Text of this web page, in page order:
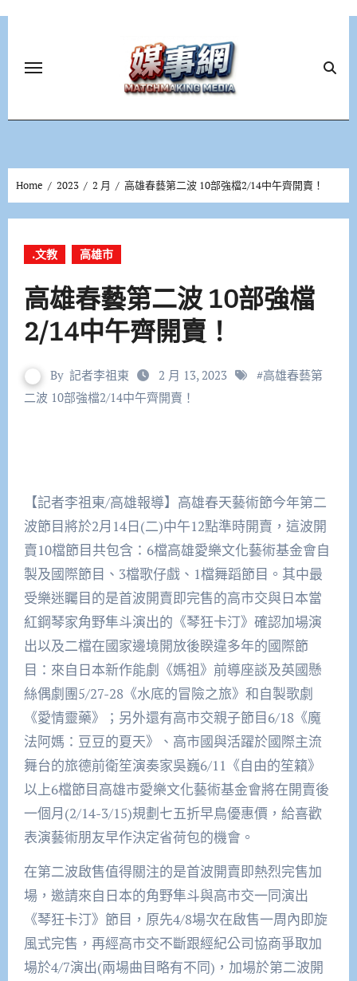
Home 2023 2 月 高雄春藝第二波 10部強檔2/14中午齊開賣！
.文教 高雄市
高雄春藝第二波 10部強檔
2/14中午齊開賣！
By 記者李祖東 2 月 13, 2023 #高雄春藝第
二波 10部強檔2/14中午齊開賣！
【記者李祖東/高雄報導】高雄春天藝術節今年第二
波節目將於2月14日(二)中午12點準時開賣，這波開
賣10檔節目共包含：6檔高雄愛樂文化藝術基金會自
製及國際節目、3檔歌仔戲、1檔舞蹈節目。其中最
受樂迷矚目的是首波開賣即完售的高市交與日本當
紅鋼琴家角野隼斗演出的《琴狂卡汀》確認加場演
出以及二檔在國家邊境開放後睽違多年的國際節
目：來自日本新作能劇《媽祖》前導座談及英國懸
絲偶劇團5/27-28《水底的冒險之旅》和自製歌劇
《愛情靈藥》；另外還有高市交親子節目6/18《魔
法阿媽：豆豆的夏天》、高市國與活躍於國際主流
舞台的旅德前衛笙演奏家吳巍6/11《自由的笙籟》
以上6檔節目高雄市愛樂文化藝術基金會將在開賣後
一個月(2/14-3/15)規劃七五折早鳥優惠價，給喜歡
表演藝術朋友早作決定省荷包的機會。
在第二波啟售值得關注的是首波開賣即熱烈完售加
場，邀請來自日本的角野隼斗與高市交一同演出
《琴狂卡汀》節目，原先4/8場次在啟售一周內即旋
風式完售，再經高市交不斷跟經紀公司協商爭取加
場於4/7演出(兩場曲目略有不同)，加場於第二波開